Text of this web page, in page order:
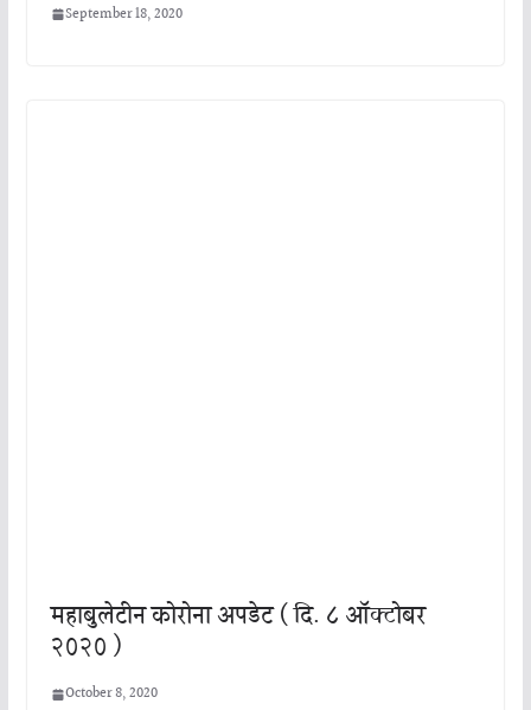
September 18, 2020
महाबुलेटीन कोरोना अपडेट ( दि. ८ ऑक्टोबर
२०२० )
October 8, 2020